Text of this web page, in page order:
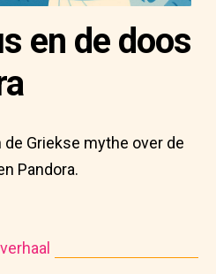
en de doos
Griekse mythe over de
Pandora.